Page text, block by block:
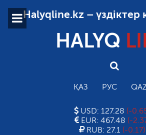
Halyqline.kz – үздіктер
HALYQ
ҚАЗ РУС
USD: 127.28 (-
EUR: 467.48 (-
RUB: 27.1 (-0.17)